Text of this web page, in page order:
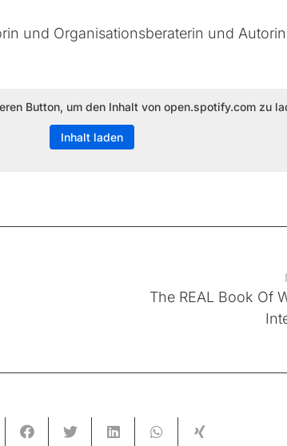
und Organisationsberaterin und
Button, um den Inhalt von open.spotify.com zu
Inhalt laden
The REAL Book Of